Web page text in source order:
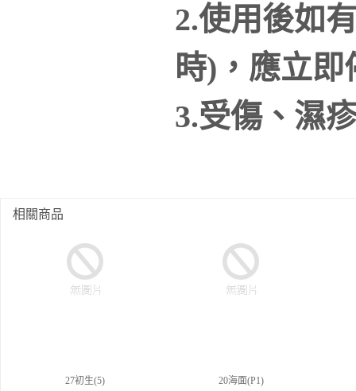
2.使用後如
時)，應立
3.受傷、濕
相關商品
27初生(5) 20海面(P1)